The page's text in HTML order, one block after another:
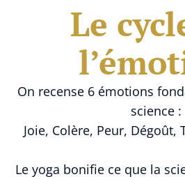
Le
On recense 6 émotions
science :
Joie, Colère, Peur, Dégoût,
Le yoga bonifie ce que la